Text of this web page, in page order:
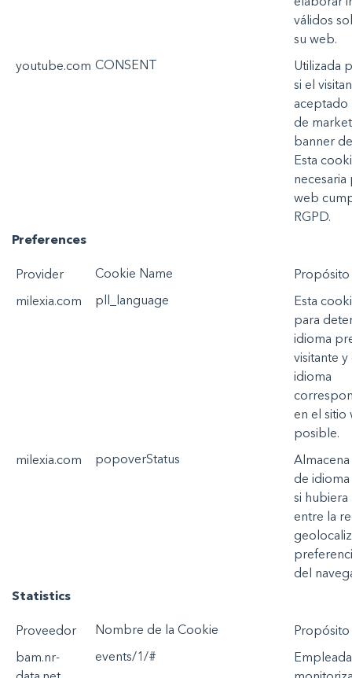
válidos
su web.
youtube.com CONSENT Utilizada
si el
aceptado
de
banner
Esta
necesaria
web
RGPD.
Preferences
Provider Cookie Name Propósito
milexia.com pll_language Esta
para
idioma
visitante y
idioma
en el sitio
posible.
milexia.com popoverStatus Almacena
de idioma
si hubiera
entre la
del
Statistics
Proveedor Nombre de la Cookie Propósito
bam.nr-
events/1/#
Empleada